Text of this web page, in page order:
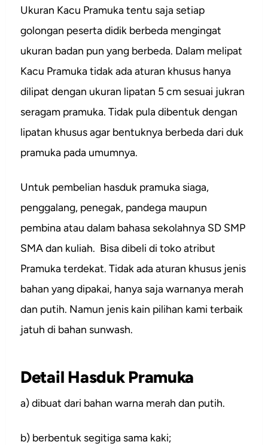
Ukuran Kacu Pramuka tentu saja setiap
golongan peserta didik berbeda mengingat
ukuran badan pun yang berbeda. Dalam melipat
Kacu Pramuka tidak ada aturan khusus hanya
dilipat dengan ukuran lipatan 5 cm sesuai jukran
seragam pramuka. Tidak pula dibentuk dengan
lipatan khusus agar bentuknya berbeda dari duk
pramuka pada umumnya.
Untuk pembelian hasduk pramuka siaga,
penggalang, penegak, pandega maupun
pembina atau dalam bahasa sekolahnya SD SMP
SMA dan kuliah. Bisa dibeli di toko atribut
Pramuka terdekat. Tidak ada aturan khusus jenis
bahan yang dipakai, hanya saja warnanya merah
dan putih. Namun jenis kain pilihan kami terbaik
jatuh di bahan sunwash.
Detail Hasduk Pramuka
a) dibuat dari bahan warna merah dan putih.
b) berbentuk segitiga sama kaki;